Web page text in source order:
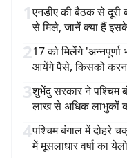
1एनडीए की बैठक से दूरी
से मिले, जानें क्या हैं
217 को मिलेंगे
आयेंगे पैसे, किसको करना
3शुभेंदु सरकार ने पश्चिम
लाख से अधिक लाभुकों
4पश्चिम बंगाल में दोहरे
में मूसलाधार वर्षा का